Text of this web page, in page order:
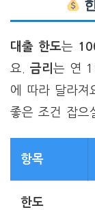
대출 한도는
요. 금리 는 연
에 따라 달라져
좋은 조건 잡으
항목
한도